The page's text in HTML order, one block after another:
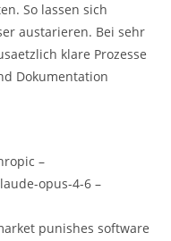
So lassen sich
austarieren. Bei sehr
klare Prozesse
Dokumentation
–
opus-4-6 –
punishes software